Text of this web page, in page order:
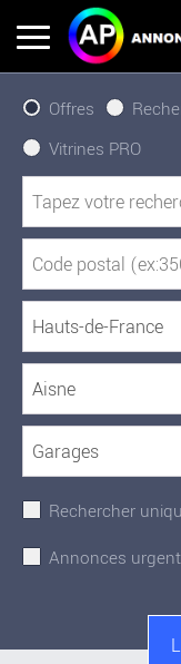
Offres
Vitrines PRO
Rechercher
Annonces